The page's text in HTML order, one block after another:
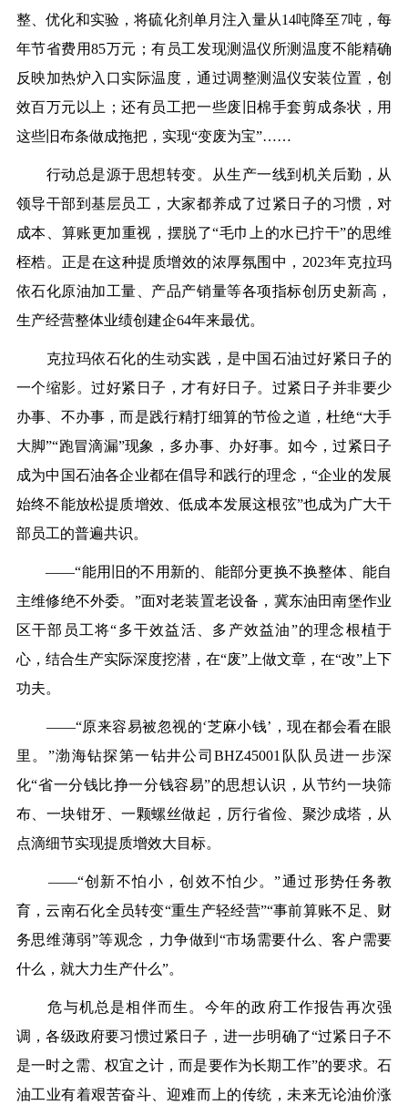
整、优化和实验，将硫化剂单月注入量从14吨降至7吨，每
年节省费用85万元；有员工发现测温仪所测温度不能精确
反映加热炉入口实际温度，通过调整测温仪安装位置，创
效百万元以上；还有员工把一些废旧棉手套剪成条状，用
这些旧布条做成拖把，实现“变废为宝”……
行动总是源于思想转变。从生产一线到机关后勤，从
领导干部到基层员工，大家都养成了过紧日子的习惯，对
成本、算账更加重视，摆脱了“毛巾上的水已拧干”的思维
桎梏。正是在这种提质增效的浓厚氛围中，2023年克拉玛
依石化原油加工量、产品产销量等各项指标创历史新高，
生产经营整体业绩创建企64年来最优。
克拉玛依石化的生动实践，是中国石油过好紧日子的
一个缩影。过好紧日子，才有好日子。过紧日子并非要少
办事、不办事，而是践行精打细算的节俭之道，杜绝“大手
大脚”“跑冒滴漏”现象，多办事、办好事。如今，过紧日子
成为中国石油各企业都在倡导和践行的理念，“企业的发展
始终不能放松提质增效、低成本发展这根弦”也成为广大干
部员工的普遍共识。
——“能用旧的不用新的、能部分更换不换整体、能自
主维修绝不外委。”面对老装置老设备，冀东油田南堡作业
区干部员工将“多干效益活、多产效益油”的理念根植于
心，结合生产实际深度挖潜，在“废”上做文章，在“改”上下
功夫。
——“原来容易被忽视的‘芝麻小钱’，现在都会看在眼
里。”渤海钻探第一钻井公司BHZ45001队队员进一步深
化“省一分钱比挣一分钱容易”的思想认识，从节约一块筛
布、一块钳牙、一颗螺丝做起，厉行省俭、聚沙成塔，从
点滴细节实现提质增效大目标。
——“创新不怕小，创效不怕少。”通过形势任务教
育，云南石化全员转变“重生产轻经营”“事前算账不足、财
务思维薄弱”等观念，力争做到“市场需要什么、客户需要
什么，就大力生产什么”。
危与机总是相伴而生。今年的政府工作报告再次强
调，各级政府要习惯过紧日子，进一步明确了“过紧日子不
是一时之需、权宜之计，而是要作为长期工作”的要求。石
油工业有着艰苦奋斗、迎难而上的传统，未来无论油价涨